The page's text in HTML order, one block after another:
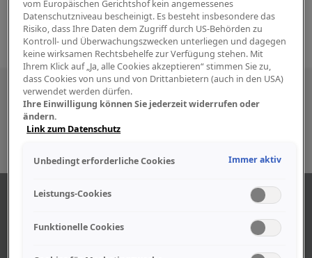
Besuchen Sie uns auch in den sozialen
Medien
vom Europäischen Gerichtshof kein angemessenes
Datenschutzniveau bescheinigt. Es besteht insbesondere das
Risiko, dass Ihre Daten dem Zugriff durch US-Behörden zu
Kontroll- und Überwachungszwecken unterliegen und dagegen
keine wirksamen Rechtsbehelfe zur Verfügung stehen. Mit
Ihrem Klick auf „Ja, alle Cookies akzeptieren“ stimmen Sie zu,
dass Cookies von uns und von Drittanbietern (auch in den USA)
verwendet werden dürfen.
Ihre Einwilligung können Sie jederzeit widerrufen oder
ändern.
Link zum Datenschutz
Unbedingt erforderliche Cookies Immer aktiv
Leistungs-Cookies
Funktionelle Cookies